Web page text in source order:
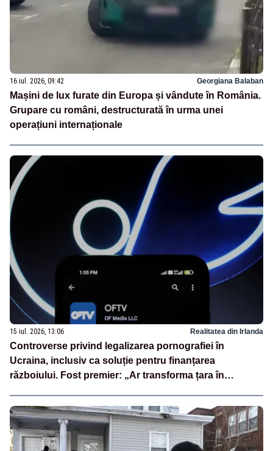
16 iul. 2026, 09:42 Georgiana Balaban
Mașini de lux furate din Europa și vândute în România.
Grupare cu români, destructurată în urma unei
operațiuni internaționale
15 iul. 2026, 13:06 Realitatea din Irlanda
Controverse privind legalizarea pornografiei în
Ucraina, inclusiv ca soluție pentru finanțarea
războiului. Fost premier: „Ar transforma țara în